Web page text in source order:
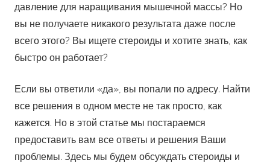
давление для наращивания мышечной массы? Но
вы не получаете никакого результата даже после
всего этого? Вы ищете стероиды и хотите знать, как
быстро он работает?
Если вы ответили «да», вы попали по адресу. Найти
все решения в одном месте не так просто, как
кажется. Но в этой статье мы постараемся
предоставить вам все ответы и решения Ваши
проблемы. Здесь мы будем обсуждать стероиды и